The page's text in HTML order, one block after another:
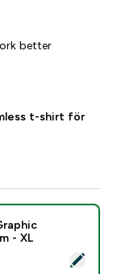
better
t-shirt för
Pillar Graphic
- XL